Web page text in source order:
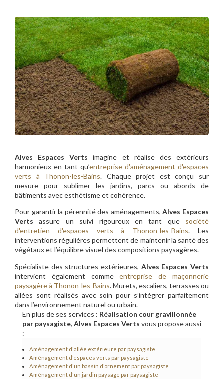
Alves Espaces Verts imagine et réalise des extérieurs
harmonieux en tant qu’entreprise d'aménagement d'espaces
verts à Thonon-les-Bains. Chaque projet est conçu sur
mesure pour sublimer les jardins, parcs ou abords de
bâtiments avec esthétisme et cohérence.
Pour garantir la pérennité des aménagements,Alves Espaces
Verts assure un suivi rigoureux en tant que société
d'entretien d'espaces verts à Thonon-les-Bains. Les
interventions régulières permettent de maintenir la santé des
végétaux et l’équilibre visuel des compositions paysagères.
Spécialiste des structures extérieures, Alves Espaces Verts
intervient également commeentreprise de maçonnerie
paysagère à Thonon-les-Bains. Murets, escaliers, terrasses ou
allées sont réalisés avec soin pour s’intégrer parfaitement
dans l’environnement naturel ou urbain.
En plus de ses services : Réalisation cour gravillonnée
par paysagiste, Alves Espaces Verts vous propose aussi
:
Aménagement d'allée extérieure par paysagiste
Aménagement d'espaces verts par paysagiste
Aménagement d'un bassin d'ornement par paysagiste
Aménagement d'un jardin paysage par paysagiste